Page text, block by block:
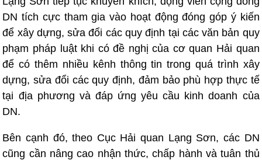
DN tích cực tham gia vào hoạt động đóng góp ý kiến
để xây dựng, sửa đổi các quy định tại các văn bản quy
phạm pháp luật khi có đề nghị của cơ quan Hải quan
để có thêm nhiều kênh thông tin trong quá trình xây
dựng, sửa đổi các quy định, đảm bảo phù hợp thực tế
tại địa phương và đáp ứng yêu cầu kinh doanh của
DN.
Bên cạnh đó, theo Cục Hải quan Lạng Sơn, các DN
cũng cần nâng cao nhận thức, chấp hành và tuân thủ